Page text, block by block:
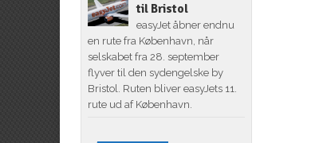
til Bristol
easyJet åbner endnu
en rute fra København, når
selskabet fra 28. september
flyver til den sydengelske by
Bristol. Ruten bliver easyJets 11.
rute ud af København.